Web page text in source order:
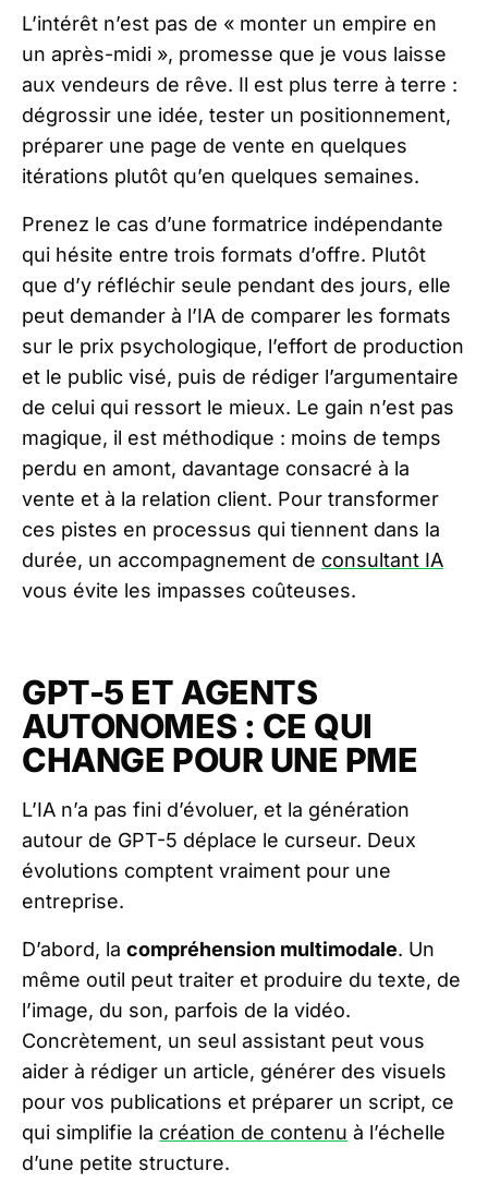
L’intérêt n’est pas de « monter un empire en
un après-midi », promesse que je vous laisse
aux vendeurs de rêve. Il est plus terre à terre :
dégrossir une idée, tester un positionnement,
préparer une page de vente en quelques
itérations plutôt qu’en quelques semaines.
Prenez le cas d’une formatrice indépendante
qui hésite entre trois formats d’offre. Plutôt
que d’y réfléchir seule pendant des jours, elle
peut demander à l’IA de comparer les formats
sur le prix psychologique, l’effort de production
et le public visé, puis de rédiger l’argumentaire
de celui qui ressort le mieux. Le gain n’est pas
magique, il est méthodique : moins de temps
perdu en amont, davantage consacré à la
vente et à la relation client. Pour transformer
ces pistes en processus qui tiennent dans la
durée, un accompagnement de consultant IA
vous évite les impasses coûteuses.
GPT-5 ET AGENTS
AUTONOMES : CE QUI
CHANGE POUR UNE PME
L’IA n’a pas fini d’évoluer, et la génération
autour de GPT-5 déplace le curseur. Deux
évolutions comptent vraiment pour une
entreprise.
D’abord, lacompréhension multimodale. Un
même outil peut traiter et produire du texte, de
l’image, du son, parfois de la vidéo.
Concrètement, un seul assistant peut vous
aider à rédiger un article, générer des visuels
pour vos publications et préparer un script, ce
qui simplifie la création de contenu à l’échelle
d’une petite structure.